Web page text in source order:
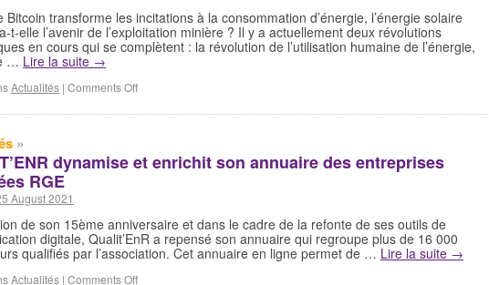
Bitcoin transforme les incitations à la consommation d’énergie, l’énergie solaire
t-elle l’avenir de l’exploitation minière ? Il y a actuellement deux révolutions
en cours qui se complètent : la révolution de l’utilisation humaine de l’énergie,
… Lire la suite →
Actualités | Comments Off
»
dynamise et enrichit son annuaire des entreprises
RGE
August 2021
de son 15ème anniversaire et dans le cadre de la refonte de ses outils de
digitale, Qualit’EnR a repensé son annuaire qui regroupe plus de 16 000
qualifiés par l’association. Cet annuaire en ligne permet de … Lire la suite →
Actualités | Comments Off